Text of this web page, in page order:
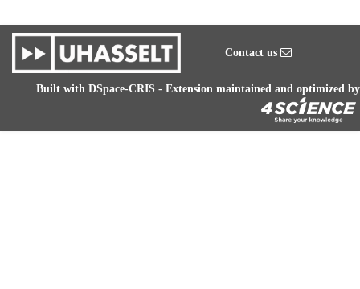
Contact us
Built with DSpace-CRIS - Extension maintained and optimized by